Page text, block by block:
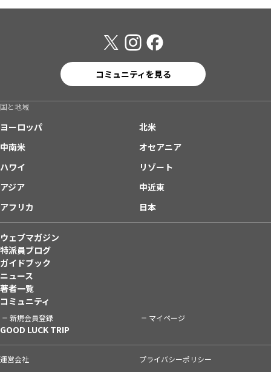
コミュニティを見る
国と地域
ヨーロッパ
北米
中南米
オセアニア
ハワイ
リゾート
アジア
中近東
アフリカ
日本
ウェブマガジン
特派員ブログ
ガイドブック
ニュース
著者一覧
コミュニティ
新規会員登録 マイページ
GOOD LUCK TRIP
運営会社
プライバシーポリシー